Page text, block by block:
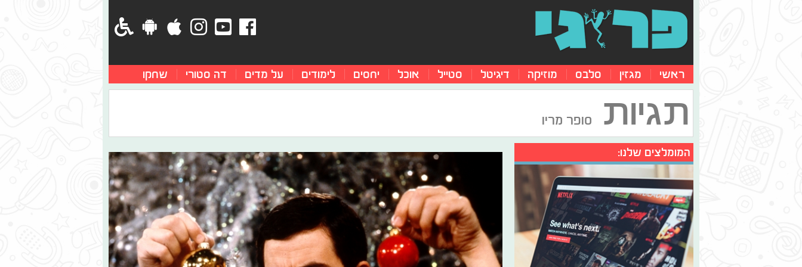
ראשי מגזין סלבס מוזיקה דיגיטל סטייל אוכל יחסים לימודים על מדים דה סטורי שחקו
תגיות סופר מריו
המומלצים שלנו: